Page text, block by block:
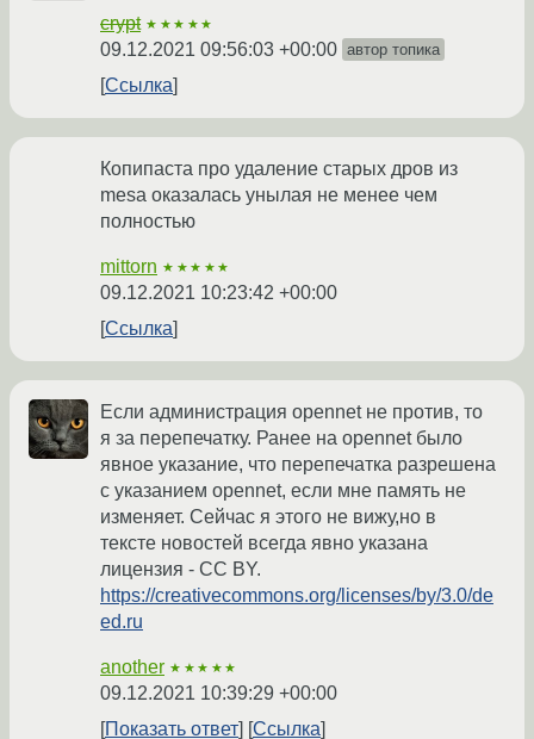
crypt ★★★★★
09.12.2021 09:56:03 +00:00 автор топика
Ссылка
Копипаста про удаление старых дров из
mesa оказалась унылая не менее чем
полностью
mittorn ★★★★★
09.12.2021 10:23:42 +00:00
Ссылка
Если администрация opennet не против, то
я за перепечатку. Ранее на opennet было
явное указание, что перепечатка разрешена
с указанием opennet, если мне память не
изменяет. Сейчас я этого не вижу,но в
тексте новостей всегда явно указана
лицензия - CC BY.
https://creativecommons.org/licenses/by/3.0/de
ed.ru
another ★★★★★
09.12.2021 10:39:29 +00:00
Показать ответ
Ссылка